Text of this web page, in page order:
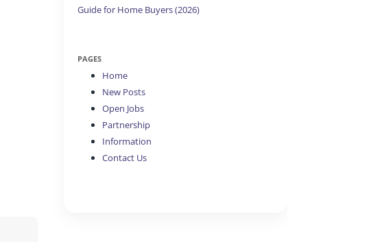
Guide for Home Buyers (2026)
PAGES
Home
New Posts
Open Jobs
Partnership
Information
Contact Us